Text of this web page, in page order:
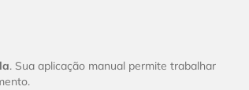
. Sua aplicação manual permite trabalhar